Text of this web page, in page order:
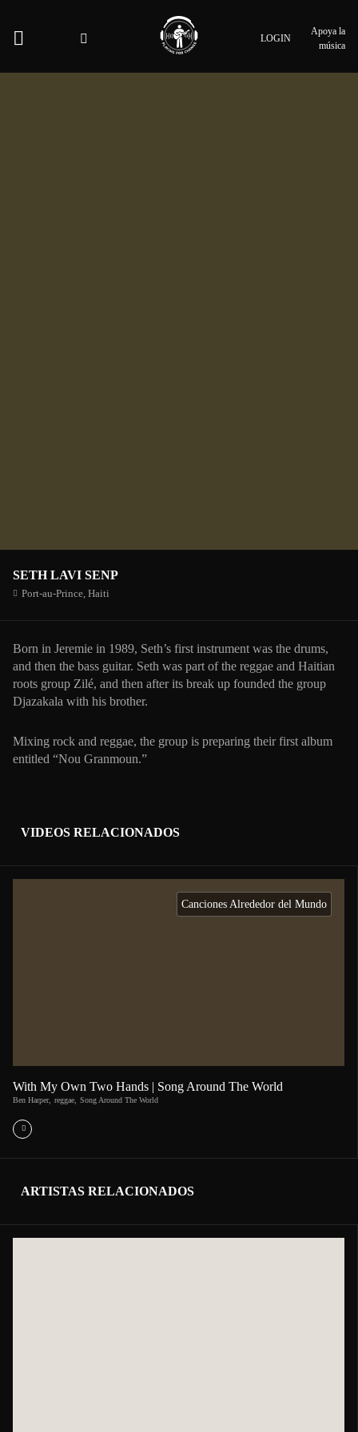
LOGIN
Apoya la
música
SETH LAVI SENP
Port-au-Prince, Haiti
Born in Jeremie in 1989, Seth’s first instrument was the drums,
and then the bass guitar. Seth was part of the reggae and Haitian
roots group Zilé, and then after its break up founded the group
Djazakala with his brother.
Mixing rock and reggae, the group is preparing their first album
entitled “Nou Granmoun.”
VIDEOS RELACIONADOS
Canciones Alrededor del Mundo
With My Own Two Hands | Song Around The World
Ben Harper, reggae Song Around The World
ARTISTAS RELACIONADOS